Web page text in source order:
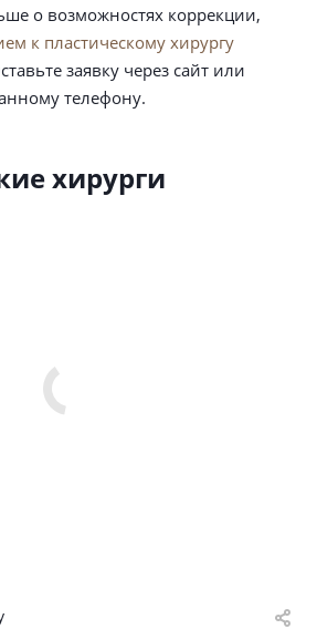
о возможностях коррекции,
к пластическому хирургу
заявку через сайт или
телефону.
хирурги